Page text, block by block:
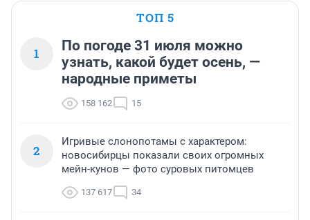
ТОП 5
1
По погоде 31 июля можно
узнать, какой будет осень, —
народные приметы
158 162 15
2
Игривые слонопотамы с характером:
новосибирцы показали своих огромных
мейн-кунов — фото суровых питомцев
137 617 34